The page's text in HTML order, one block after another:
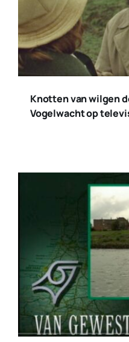
Knotten van wilgen
Vogelwacht op